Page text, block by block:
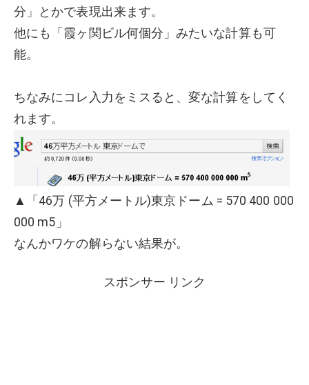
分」とかで表現出来ます。
他にも「霞ヶ関ビル何個分」みたいな計算も可
能。
ちなみにコレ入力をミスると、変な計算をしてく
れます。
▲「46万 (平方メートル)東京ドーム = 570 400 000
000 m5」
なんかワケの解らない結果が。
スポンサー リンク